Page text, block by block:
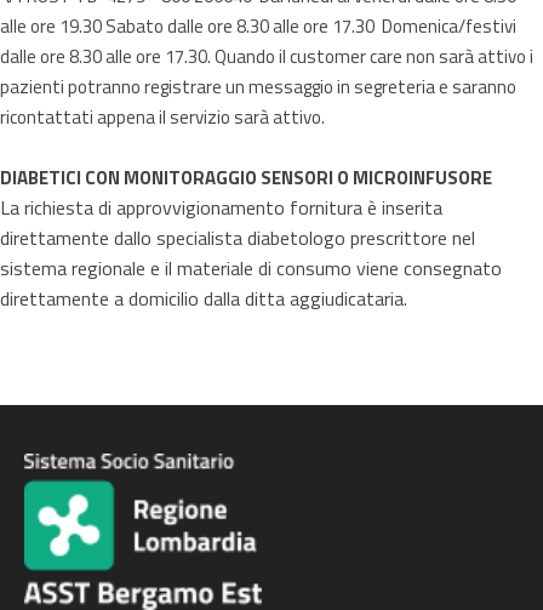
alle ore 19.30 Sabato dalle ore 8.30 alle ore 17.30 Domenica/festivi
dalle ore 8.30 alle ore 17.30. Quando il customer care non sarà attivo i
pazienti potranno registrare un messaggio in segreteria e saranno
ricontattati appena il servizio sarà attivo.
DIABETICI CON MONITORAGGIO SENSORI O MICROINFUSORE
La richiesta di approvvigionamento fornitura è inserita
direttamente dallo specialista diabetologo prescrittore nel
sistema regionale e il materiale di consumo viene consegnato
direttamente a domicilio dalla ditta aggiudicataria.